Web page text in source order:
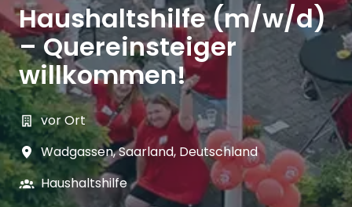
Haushaltshilfe (m/w/d)
– Quereinsteiger
willkommen!
vor Ort
Wadgassen,Saarland, Deutschland
Haushaltshilfe